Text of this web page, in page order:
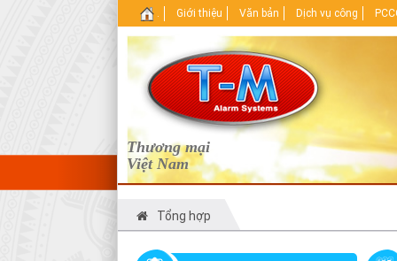
Thương mại
Việt Nam
. Giới thiệu Văn bản Dịch vụ công
Tổng hợp